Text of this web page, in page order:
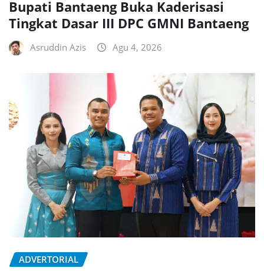
Bupati Bantaeng Buka Kaderisasi
Tingkat Dasar III DPC GMNI Bantaeng
Asruddin Azis Agu 4, 2026
ADVERTORIAL